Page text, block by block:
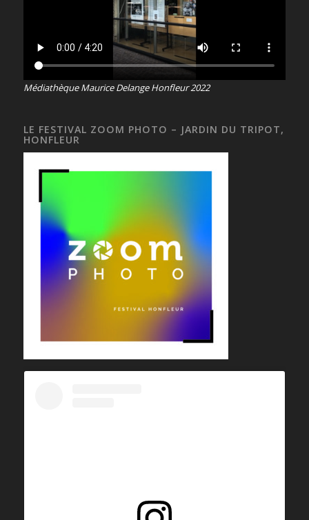
Médiathèque Maurice Delange Honfleur 2022
LE FESTIVAL ZOOM PHOTO – JARDIN DU TRIPOT,
HONFLEUR